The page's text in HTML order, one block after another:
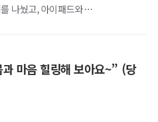
나눴고, 아이패드와…
마음 힐링해 보아요~” (당